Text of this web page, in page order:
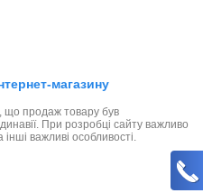
магазину
що продаж товару був
При розробці сайту важливо
важливі особливості.